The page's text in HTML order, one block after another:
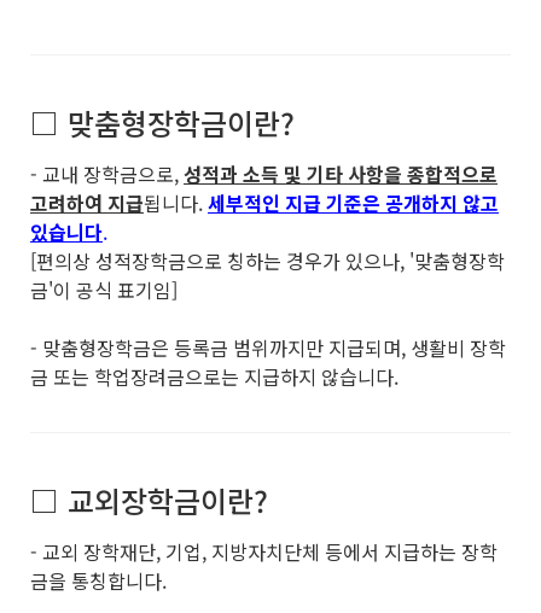
□ 맞춤형장학금이란?
- 교내 장학금으로,성적과 소득 및 기타 사항을 종합적으로
고려하여 지급됩니다.세부적인 지급 기준은 공개하지 않고
있습니다.
[편의상 성적장학금으로 칭하는 경우가 있으나, '맞춤형장학
금'이 공식 표기임]
- 맞춤형장학금은 등록금 범위까지만 지급되며, 생활비 장학
금 또는 학업장려금으로는 지급하지 않습니다.
□ 교외장학금이란?
- 교외 장학재단, 기업, 지방자치단체 등에서 지급하는 장학
금을 통칭합니다.